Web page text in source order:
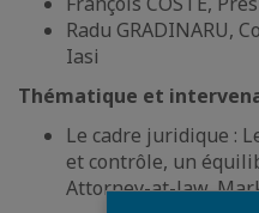
Radu GRADINARU,
Iasi
Thématique et
Le cadre juridique :
et contrôle, un
Attorney-at-law,